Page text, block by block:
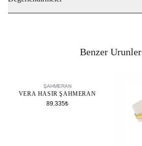
Benzer Urunler
ŞAHMERAN
VERA HASIR ŞAHMERAN
89.335₺